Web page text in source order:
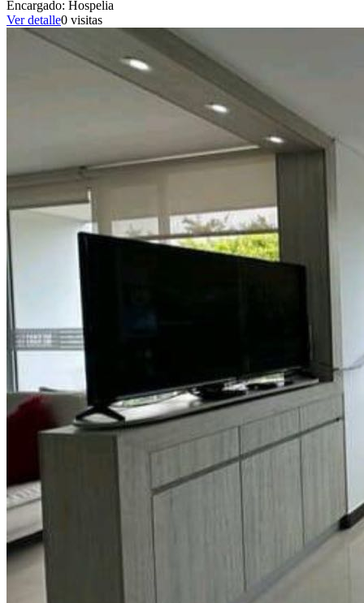
Encargado: Hospelia
Ver detalle0 visitas